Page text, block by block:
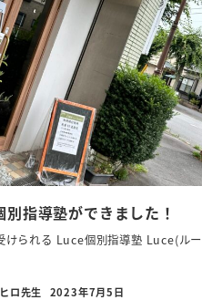
指導塾ができました！
けられる Luce個別指導塾 Luce(ルー
ロ先生 2023年7月5日